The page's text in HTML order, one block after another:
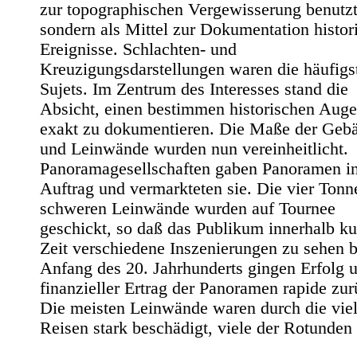
zur topographischen Vergewisserung
sondern als Mittel zur Dokumentation
Ereignisse. Schlachten- und
Kreuzigungsdarstellungen waren die
Sujets. Im Zentrum des Interesses stand die
Absicht, einen bestimmen historischen
exakt zu dokumentieren. Die Maße der
und Leinwände wurden nun vereinheitlicht.
Panoramagesellschaften gaben Panoramen
Auftrag und vermarkteten sie. Die vier
schweren Leinwände wurden auf Tournee
geschickt, so daß das Publikum innerhalb
Zeit verschiedene Inszenierungen zu sehen
Anfang des 20. Jahrhunderts gingen Erfolg
finanzieller Ertrag der Panoramen rapide
Die meisten Leinwände waren durch die
Reisen stark beschädigt, viele der Rotunden